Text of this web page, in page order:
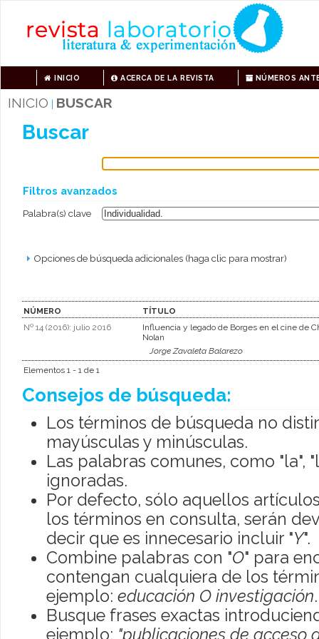
INICIO ACERCA DE LA REVISTA NÚMEROS
INICIO BUSCAR
Buscar
Filtros avanzados
Palabra(s) clave
Opciones de búsqueda adicionales (haga clic para mostrar)
NÚMERO
TÍTULO
Nº 14 (2016): julio 2016
Influencia y legado de Borges en el cine de
Nolan
Jorge Zavaleta Balarezo
Elementos 1 - 1 de 1
Consejos de búsqueda:
Los términos de búsqueda no
mayúsculas y minúsculas.
Las palabras comunes, como "la",
ignoradas.
Por defecto, sólo aquellos
los términos en consulta, serán
decir que es innecesario incluir "Y".
Combine palabras con "O" para
contengan cualquiera de los
ejemplo: educación O investigación.
Busque frases exactas
ejemplo: "publicaciones de acceso